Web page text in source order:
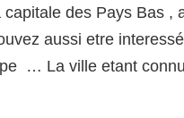
des Pays Bas ,
aussi etre
… La ville etant